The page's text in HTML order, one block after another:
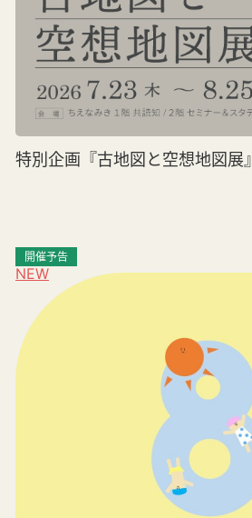
特別企画『古地図と空想地図展』
NEW
開催予告